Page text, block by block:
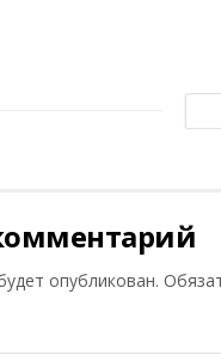
опубликован.